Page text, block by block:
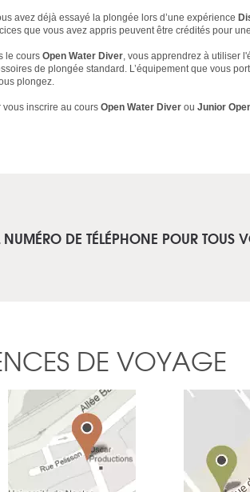
avez déjà essayé la plongée lors d’une expérience
que vous avez appris peuvent être crédités pour
le cours Open Water Diver, vous apprendrez à utiliser
de plongée standard. L’équipement que vous
plongez.
vous inscrire au cours Open Water Diver ou Junior
NUMÉRO DE TÉLÉPHONE POUR TOUS
DE VOYAGE